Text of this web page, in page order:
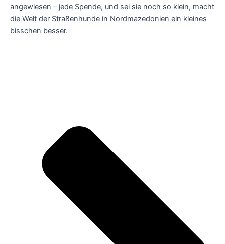
angewiesen – jede Spende, und sei sie noch so klein, macht
die Welt der Straßenhunde in Nordmazedonien ein kleines
bisschen besser.